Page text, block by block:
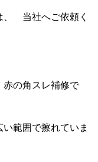
、 当社へご依頼く
の角スレ補修で
範囲で擦れていま